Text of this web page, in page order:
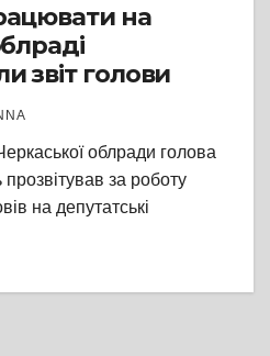
на
звіт голови
облради голова
за роботу
на депутатські